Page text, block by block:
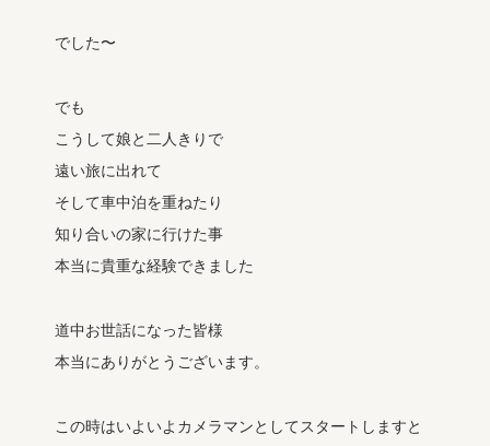
でした〜
でも
こうして娘と二人きりで
遠い旅に出れて
そして車中泊を重ねたり
知り合いの家に行けた事
本当に貴重な経験できました
道中お世話になった皆様
本当にありがとうございます。
この時はいよいよカメラマンとしてスタートしますと